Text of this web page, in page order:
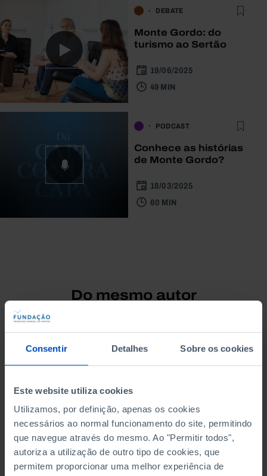
Consentir Detalhes Sobre os cookies
Este website utiliza cookies
Utilizamos, por definição, apenas os cookies
necessários ao normal funcionamento do site, permitindo
que navegue através do mesmo. Ao "Permitir todos",
autoriza a utilização de outro tipo de cookies, que
permitem proporcionar uma melhor experiência de
DEBATE
Monte Gordo: do
turismo ao Sertão
19/06/2025
49 MIN
PODCAST
Conhece as histórias
de Monte Gordo?
18/03/2025
60 MIN
Do mesmo autor
RETRATOS